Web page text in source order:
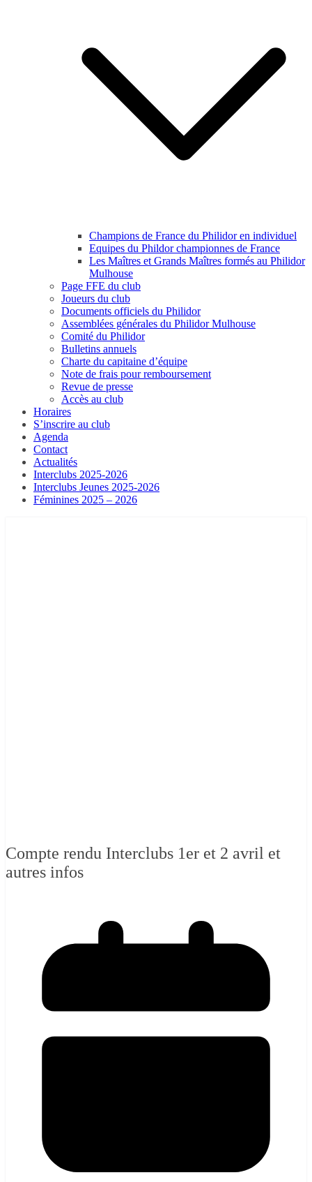
Champions de France du Philidor en individuel
Equipes du Phildor championnes de France
Les Maîtres et Grands Maîtres formés au Philidor
Mulhouse
Page FFE du club
Joueurs du club
Documents officiels du Philidor
Assemblées générales du Philidor Mulhouse
Comité du Philidor
Bulletins annuels
Charte du capitaine d’équipe
Note de frais pour remboursement
Revue de presse
Accès au club
Horaires
S’inscrire au club
Agenda
Contact
Actualités
Interclubs 2025-2026
Interclubs Jeunes 2025-2026
Féminines 2025 – 2026
Compte rendu Interclubs 1er et 2 avril et
autres infos